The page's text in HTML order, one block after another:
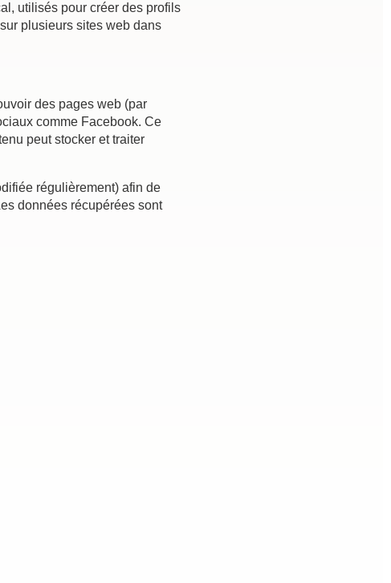
utilisés pour créer des profils
plusieurs sites web dans
des pages web (par
comme Facebook. Ce
peut stocker et traiter
régulièrement) afin de
données récupérées sont